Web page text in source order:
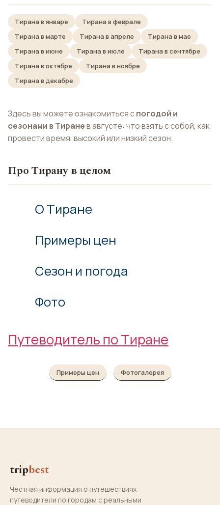
Тирана в январе
Тирана в феврале
Тирана в марте
Тирана в апреле
Тирана в мае
Тирана в июне
Тирана в июле
Тирана в сентябре
Тирана в октябре
Тирана в ноябре
Тирана в декабре
Здесь вы можете ознакомиться спогодой и
сезонами в Тиранев августе: что взять с собой, как
провести время, высокий или низкий сезон.
Про Тирану в целом
О Тиране
Примеры цен
Сезон и погода
Фото
Путеводитель по Тиране
Примеры цен Фотогалерея
tripbest
Честная информация о путешествиях:
путеводители по городам с реальными